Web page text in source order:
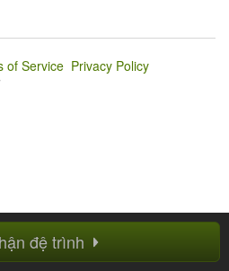
đệ trình
of Service Privacy Policy